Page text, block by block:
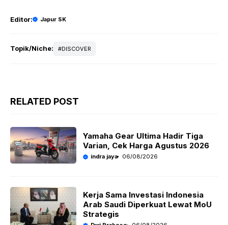
Editor: Japur SK
Topik/Niche: DISCOVER
RELATED POST
Yamaha Gear Ultima Hadir Tiga
Varian, Cek Harga Agustus 2026
indra jaya 06/08/2026
Kerja Sama Investasi Indonesia
Arab Saudi Diperkuat Lewat MoU
Strategis